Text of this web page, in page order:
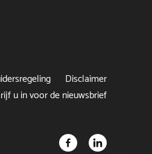
Disclaimer
u in voor de nieuwsbrief